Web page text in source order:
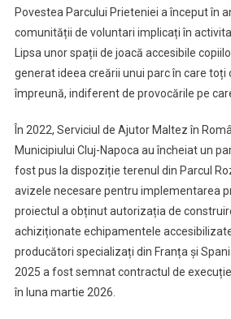
Povestea Parcului Prieteniei a început în
comunității de voluntari implicați în
Lipsa unor spații de joacă accesibile
generat ideea creării unui parc în care toți
împreună, indiferent de provocările pe
În 2022, Serviciul de Ajutor Maltez în
Municipiului Cluj-Napoca au încheiat un
fost pus la dispoziție terenul din Parcul
avizele necesare pentru implementarea
proiectul a obținut autorizația de
achiziționate echipamentele
producători specializați din Franța și
2025 a fost semnat contractul de
în luna martie 2026.